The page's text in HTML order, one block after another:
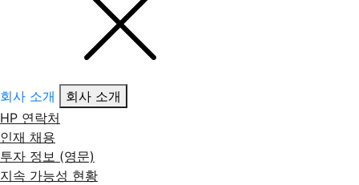
회사 소개
회사 소개
HP 연락처
인재 채용
투자 정보 (영문)
지속 가능성 현황